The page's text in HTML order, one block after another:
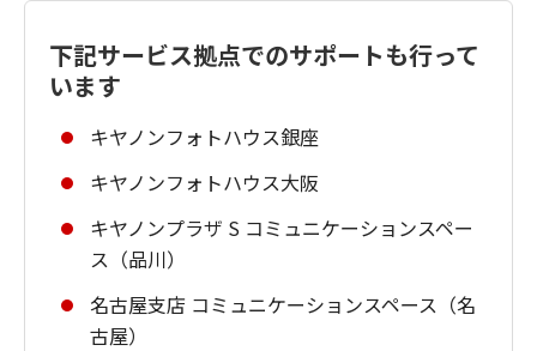
下記サービス拠点でのサポートも行って
います
キヤノンフォトハウス銀座
キヤノンフォトハウス大阪
キヤノンプラザ S コミュニケーションスペー
ス（品川）
名古屋支店 コミュニケーションスペース（名
古屋）